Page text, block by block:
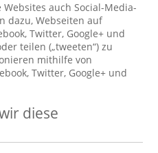
auch Social-Media-
dazu, Webseiten auf
Twitter, Google+ und
teilen („tweeten“) zu
mithilfe von
Twitter, Google+ und
diese